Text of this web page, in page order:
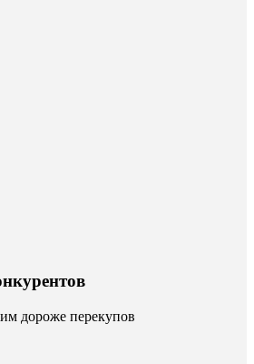
дороже перекупов